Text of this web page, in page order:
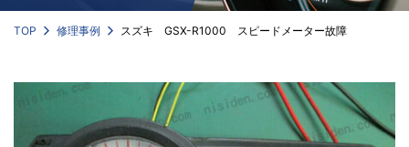
TOP 修理事例 スズキ GSX-R1000 スピードメーター故障